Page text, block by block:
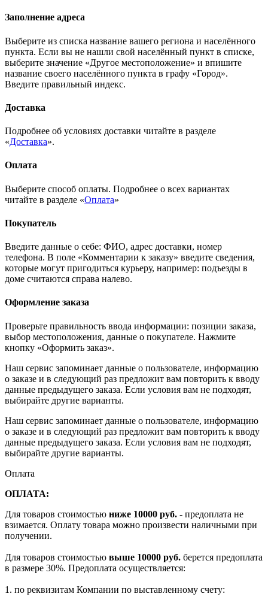
Заполнение адреса
Выберите из списка название вашего региона и населённого
пункта. Если вы не нашли свой населённый пункт в списке,
выберите значение «Другое местоположение» и впишите
название своего населённого пункта в графу «Город».
Введите правильный индекс.
Доставка
Подробнее об условиях доставки читайте в разделе
«Доставка».
Оплата
Выберите способ оплаты. Подробнее о всех вариантах
читайте в разделе «Оплата»
Покупатель
Введите данные о себе: ФИО, адрес доставки, номер
телефона. В поле «Комментарии к заказу» введите сведения,
которые могут пригодиться курьеру, например: подъезды в
доме считаются справа налево.
Оформление заказа
Проверьте правильность ввода информации: позиции заказа,
выбор местоположения, данные о покупателе. Нажмите
кнопку «Оформить заказ».
Наш сервис запоминает данные о пользователе, информацию
о заказе и в следующий раз предложит вам повторить к вводу
данные предыдущего заказа. Если условия вам не подходят,
выбирайте другие варианты.
Наш сервис запоминает данные о пользователе, информацию
о заказе и в следующий раз предложит вам повторить к вводу
данные предыдущего заказа. Если условия вам не подходят,
выбирайте другие варианты.
Оплата
ОПЛАТА:
Для товаров стоимостью ниже 10000 руб. - предоплата не
взимается. Оплату товара можно произвести наличными при
получении.
Для товаров стоимостью выше 10000 руб. берется предоплата
в размере 30%. Предоплата осуществляется:
1. по реквизитам Компании по выставленному счету: